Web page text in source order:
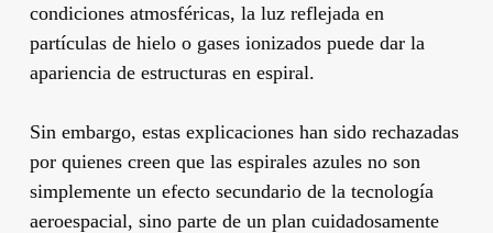
condiciones atmosféricas, la luz reflejada en
partículas de hielo o gases ionizados puede dar la
apariencia de estructuras en espiral.
Sin embargo, estas explicaciones han sido rechazadas
por quienes creen que las espirales azules no son
simplemente un efecto secundario de la tecnología
aeroespacial, sino parte de un plan cuidadosamente